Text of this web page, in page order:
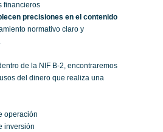
financieros
precisiones en el contenido
normativo claro y
de la NIF B-2, encontraremos
del dinero que realiza una
operación
inversión